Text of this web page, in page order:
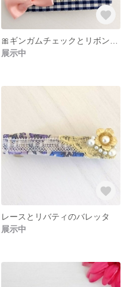
展示中
レースとリバティのバレッタ
展示中